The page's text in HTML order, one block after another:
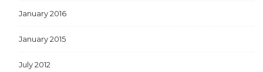
January 2016
January 2015
July 2012